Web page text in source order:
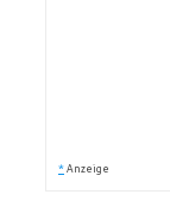
* Anzeige